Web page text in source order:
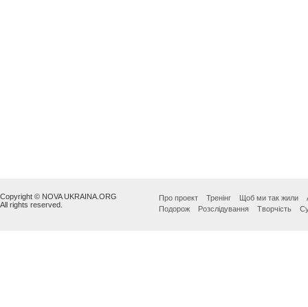
Copyright © NOVA UKRAINA.ORG
All rights reserved.
Про проект Тренінг Щоб ми так жили
Подорож
Розслідування Творчість